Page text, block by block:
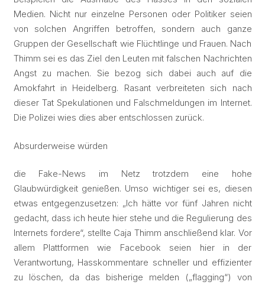
Medien. Nicht nur einzelne Personen oder Politiker seien
von solchen Angriffen betroffen, sondern auch ganze
Gruppen der Gesellschaft wie Flüchtlinge und Frauen. Nach
Thimm sei es das Ziel den Leuten mit falschen Nachrichten
Angst zu machen. Sie bezog sich dabei auch auf die
Amokfahrt in Heidelberg. Rasant verbreiteten sich nach
dieser Tat Spekulationen und Falschmeldungen im Internet.
Die Polizei wies dies aber entschlossen zurück.
Absurderweise würden
die Fake-News im Netz trotzdem eine hohe
Glaubwürdigkeit genießen. Umso wichtiger sei es, diesen
etwas entgegenzusetzen: „Ich hätte vor fünf Jahren nicht
gedacht, dass ich heute hier stehe und die Regulierung des
Internets fordere“, stellte Caja Thimm anschließend klar. Vor
allem Plattformen wie Facebook seien hier in der
Verantwortung, Hasskommentare schneller und effizienter
zu löschen, da das bisherige melden („flagging“) von